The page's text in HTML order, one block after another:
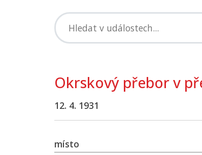
Okrskový přebor v
12. 4. 1931
místo